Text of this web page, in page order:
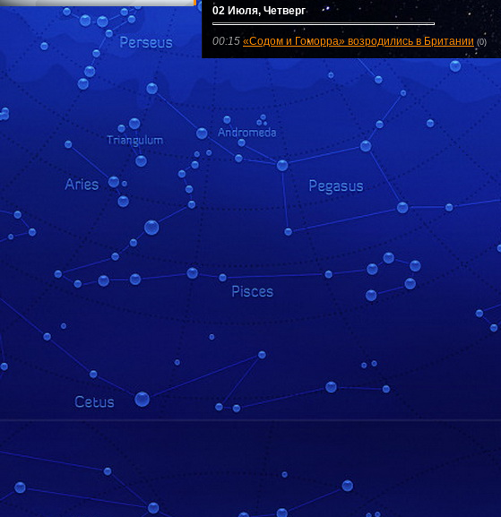
02 Июля, Четверг
00:15 «Содом и Гоморра» возродились в Британии (0)